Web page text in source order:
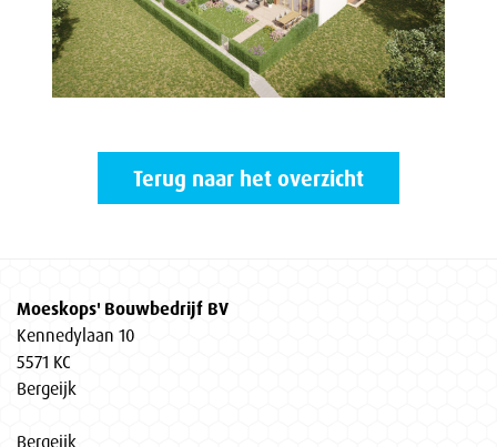
Terug naar het overzicht
Moeskops' Bouwbedrijf BV
Kennedylaan 10
5571 KC
Bergeijk
Bergeijk